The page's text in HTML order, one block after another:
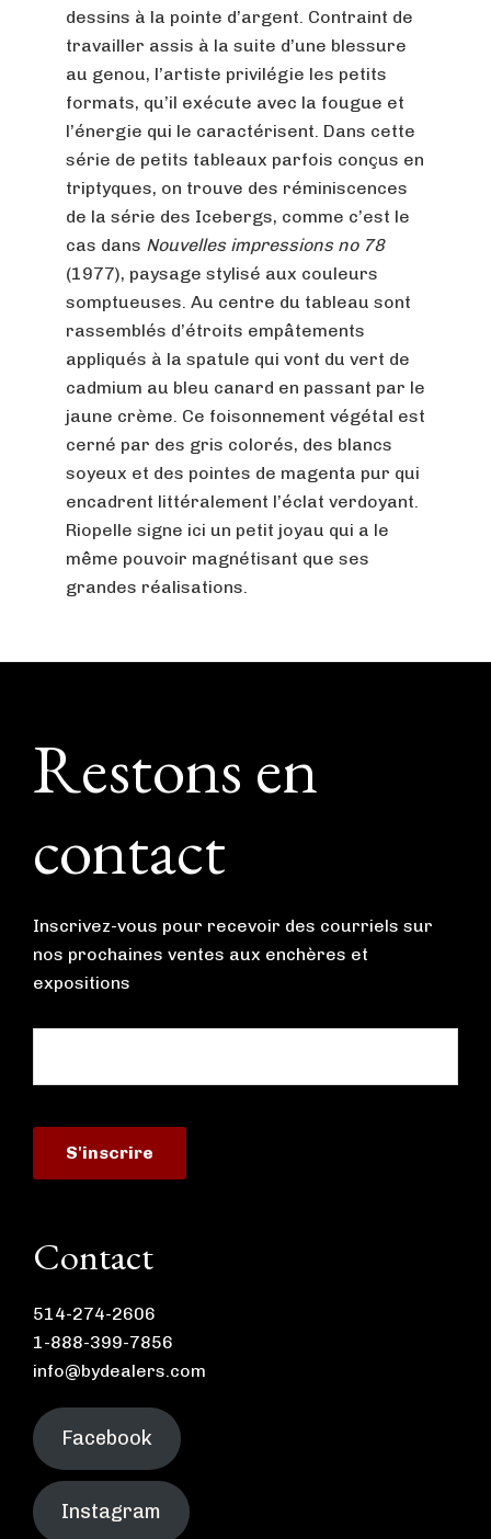
dessins à la pointe d’argent. Contraint de
travailler assis à la suite d’une blessure
au genou, l’artiste privilégie les petits
formats, qu’il exécute avec la fougue et
l’énergie qui le caractérisent. Dans cette
série de petits tableaux parfois conçus en
triptyques, on trouve des réminiscences
de la série des Icebergs, comme c’est le
cas dans Nouvelles impressions no 78
(1977), paysage stylisé aux couleurs
somptueuses. Au centre du tableau sont
rassemblés d’étroits empâtements
appliqués à la spatule qui vont du vert de
cadmium au bleu canard en passant par le
jaune crème. Ce foisonnement végétal est
cerné par des gris colorés, des blancs
soyeux et des pointes de magenta pur qui
encadrent littéralement l’éclat verdoyant.
Riopelle signe ici un petit joyau qui a le
même pouvoir magnétisant que ses
grandes réalisations.
Footer
Restons en
contact
Inscrivez-vous pour recevoir des courriels sur
nos prochaines ventes aux enchères et
expositions
Contact
514-274-2606
1-888-399-7856
info@bydealers.com
Facebook
Instagram